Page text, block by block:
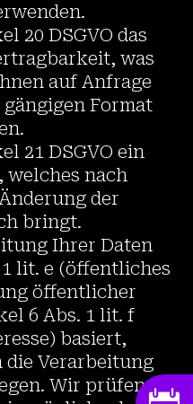
20 DSGVO das
was
auf Anfrage
Format
21 DSGVO ein
welches nach
der
bringt.
Ihrer Daten
lit. e (öffentliches
öffentlicher
6 Abs. 1 lit. f
basiert,
die Verarbeitung
Wir prüfen